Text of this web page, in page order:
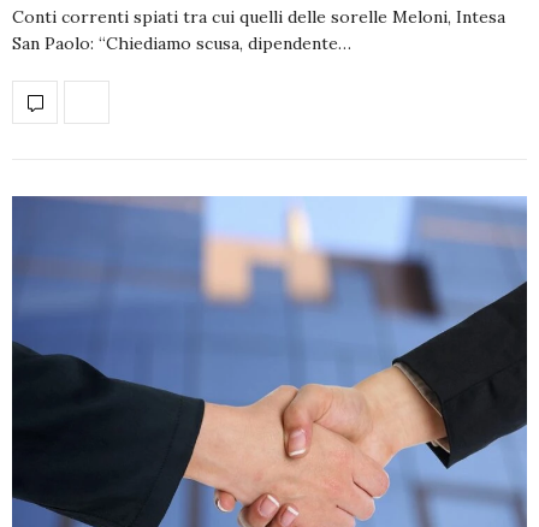
Conti correnti spiati tra cui quelli delle sorelle Meloni, Intesa
San Paolo: “Chiediamo scusa, dipendente…